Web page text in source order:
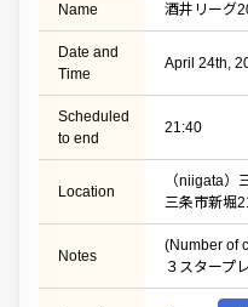
Name 酒井リーグ
Date and
Time
April 24th,
Scheduled
to end
21:40
Location
（niigata）
三条市新堀
Notes
(Number of
３スタープ